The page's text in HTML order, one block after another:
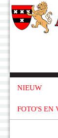
NIEUW
FOTO'S EN